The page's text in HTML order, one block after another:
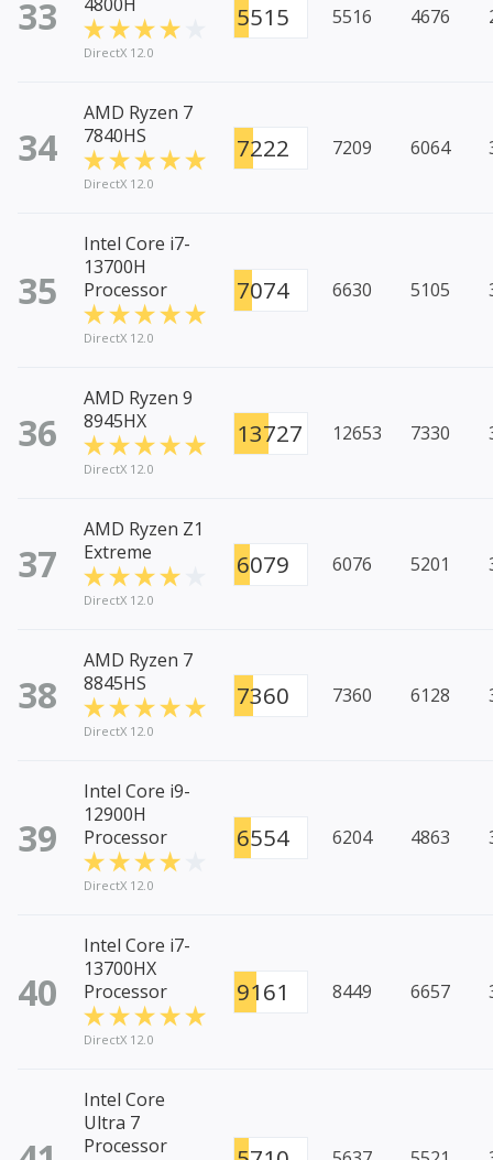
33
DirectX 12.0
5515 5516 4676
34
AMD Ryzen 7
7840HS
DirectX 12.0
7222 7209 6064
35
Intel Core i7-
13700H
Processor
DirectX 12.0
7074 6630 5105
36
AMD Ryzen 9
8945HX
DirectX 12.0
13727 12653 7330
37
AMD Ryzen Z1
Extreme
DirectX 12.0
6079 6076 5201
38
AMD Ryzen 7
8845HS
DirectX 12.0
7360 7360 6128
39
Intel Core i9-
12900H
Processor
DirectX 12.0
6554 6204 4863
40
Intel Core i7-
13700HX
Processor
DirectX 12.0
9161 8449 6657
Intel Core
Ultra 7
Processor